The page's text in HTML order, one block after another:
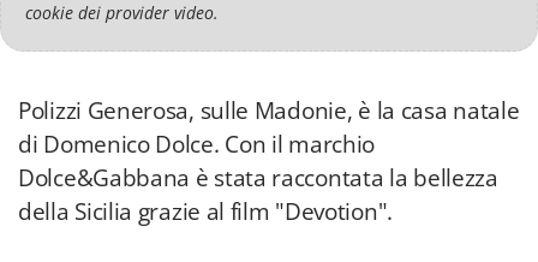
cookie dei provider video.
Polizzi Generosa, sulle Madonie, è la casa natale
di Domenico Dolce. Con il marchio
Dolce&Gabbana è stata raccontata la bellezza
della Sicilia grazie al film "Devotion".